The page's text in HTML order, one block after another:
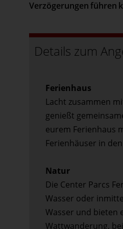
Verzögerungen führen
Details zum
Ferienhaus
Lacht zusammen
genießt
eurem Ferienhaus
Ferienhäuser in
Natur
Die Center Parcs
Wasser oder
Wasser und bieten
Wattwanderung,